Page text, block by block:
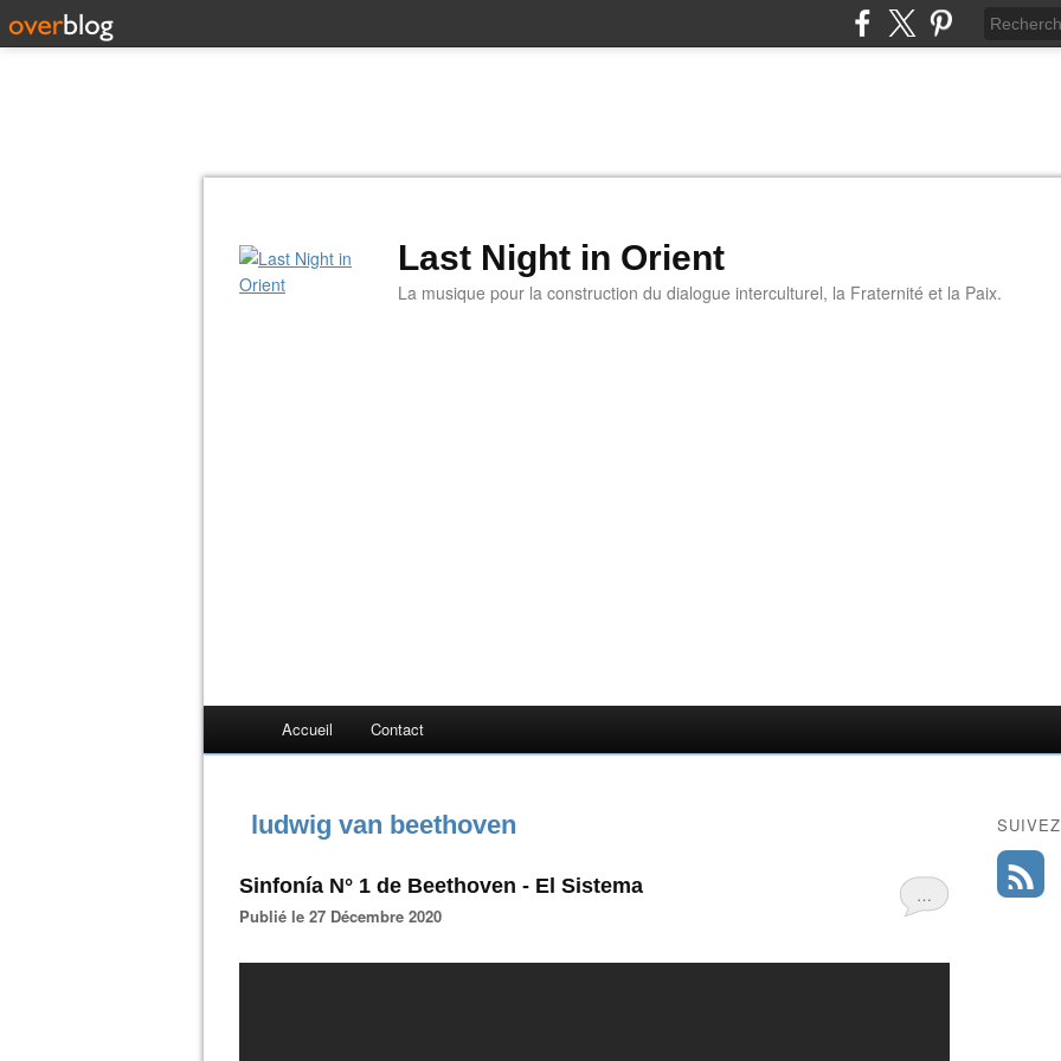
Last Night in Orient
La musique pour la construction du dialogue interculturel, la Fraternité et la Paix.
Accueil Contact
ludwig van beethoven
…
Sinfonía N° 1 de Beethoven - El Sistema
Publié le 27 Décembre 2020